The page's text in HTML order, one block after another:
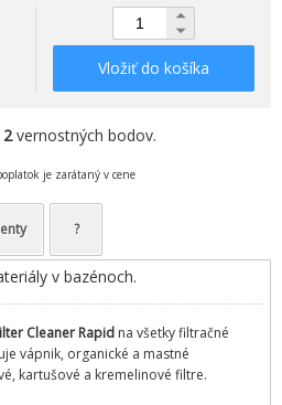
Vložiť do košíka
2vernostných bodov.
je zarátaný v cene
?
v bazénoch.
Cleaner Rapid na všetky filtračné
vápnik, organické a mastné
kartušové a kremelinové filtre.